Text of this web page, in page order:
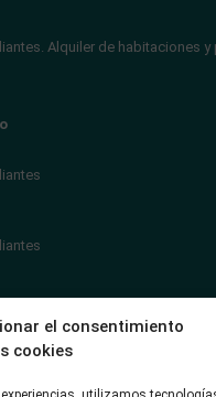
el consentimiento
cookies
Alquiler de habitaciones y